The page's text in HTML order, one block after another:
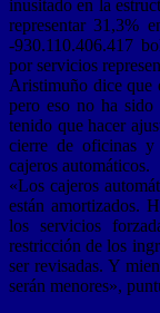
inusitado en la
representar 31,3%
-930.110.406.417
por servicios
Aristimuño dice que
pero eso no ha sido
tenido que hacer
cierre de oficinas
cajeros automáticos.
«Los cajeros
están amortizados.
los servicios
restricción de los
ser revisadas. Y
serán menores»,